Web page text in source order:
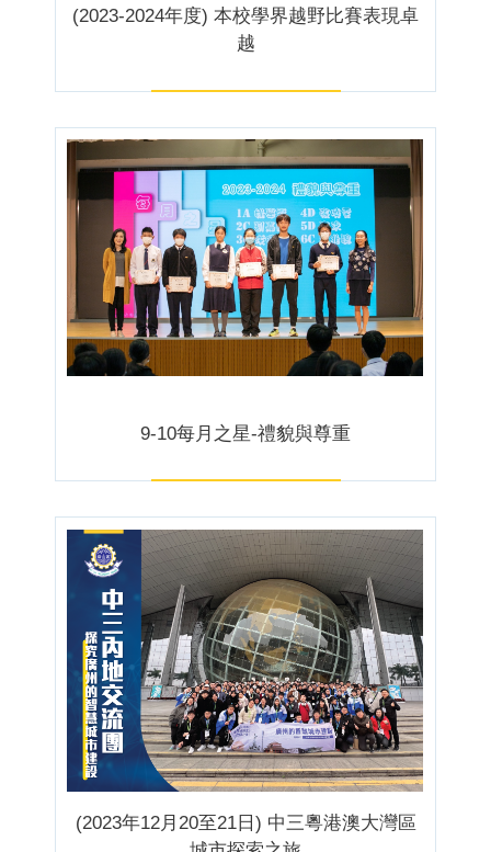
(2023-2024年度) 本校學界越野比賽表現卓
越
9-10每月之星-禮貌與尊重
(2023年12月20至21日) 中三粵港澳大灣區